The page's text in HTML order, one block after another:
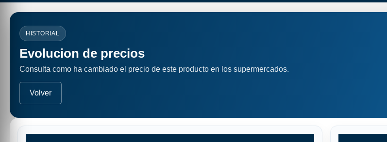
HISTORIAL
Evolucion de precios
Consulta como ha cambiado el precio de este producto en los supermercados.
Volver